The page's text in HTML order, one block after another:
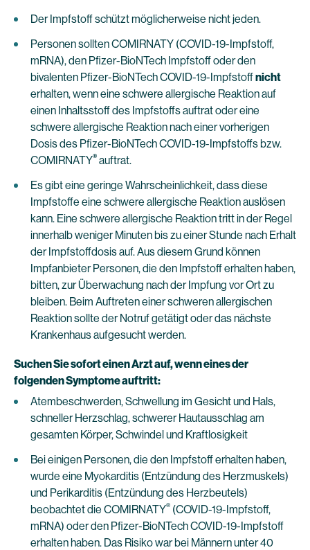
Der Impfstoff schützt möglicherweise nicht jeden.
Personen sollten COMIRNATY (COVID-19-Impfstoff,
mRNA), den Pfizer-BioNTech Impfstoff oder den
bivalenten Pfizer-BioNTech COVID-19-Impfstoffnicht
erhalten, wenn eine schwere allergische Reaktion auf
einen Inhaltsstoff des Impfstoffs auftrat oder eine
schwere allergische Reaktion nach einer vorherigen
Dosis des Pfizer-BioNTech COVID-19-Impfstoffs bzw.
COMIRNATY® auftrat.
Es gibt eine geringe Wahrscheinlichkeit, dass diese
Impfstoffe eine schwere allergische Reaktion auslösen
kann. Eine schwere allergische Reaktion tritt in der Regel
innerhalb weniger Minuten bis zu einer Stunde nach Erhalt
der Impfstoffdosis auf. Aus diesem Grund können
Impfanbieter Personen, die den Impfstoff erhalten haben,
bitten, zur Überwachung nach der Impfung vor Ort zu
bleiben. Beim Auftreten einer schweren allergischen
Reaktion sollte der Notruf getätigt oder das nächste
Krankenhaus aufgesucht werden.
Suchen Sie sofort einen Arzt auf, wenn eines der
folgenden Symptome auftritt:
Atembeschwerden, Schwellung im Gesicht und Hals,
schneller Herzschlag, schwerer Hautausschlag am
gesamten Körper, Schwindel und Kraftlosigkeit
Bei einigen Personen, die den Impfstoff erhalten haben,
wurde eine Myokarditis (Entzündung des Herzmuskels)
und Perikarditis (Entzündung des Herzbeutels)
beobachtet die COMIRNATY® (COVID-19-Impfstoff,
mRNA) oder den Pfizer-BioNTech COVID-19-Impfstoff
erhalten haben. Das Risiko war bei Männern unter 40